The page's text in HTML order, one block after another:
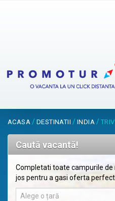
ACASA / DESTINATII / INDIA /
Caută vacantă!
Completati toate campurile de
jos pentru a gasi oferta
Alege o țară